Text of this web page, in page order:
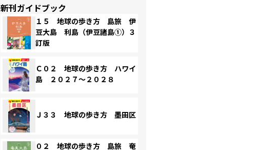
新刊ガイドブック
１５ 地球の歩き方 島旅 伊
豆大島 利島（伊豆諸島①）３
訂版
Ｃ０２ 地球の歩き方 ハワイ
島 ２０２７～２０２８
Ｊ３３ 地球の歩き方 墨田区
０２ 地球の歩き方 島旅 奄